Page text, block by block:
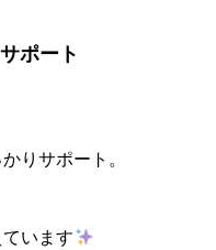
ポート
りサポート。
います